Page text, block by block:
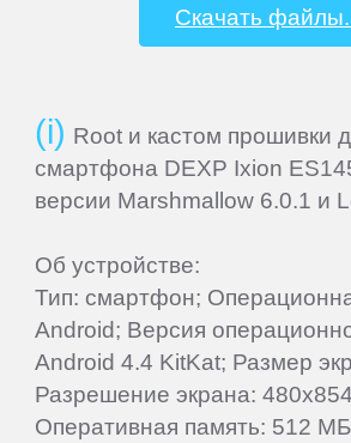
Скачать
Root и кастом прошивки
смартфона DEXP Ixion
версии Marshmallow 6.0.1 и
Об устройстве:
Тип: смартфон;
Android; Версия
Android 4.4 KitKat; Размер
Разрешение экрана:
Оперативная память: 512
Add
Firmware
Sitemap
ПЛАНШЕТЫ
3Q